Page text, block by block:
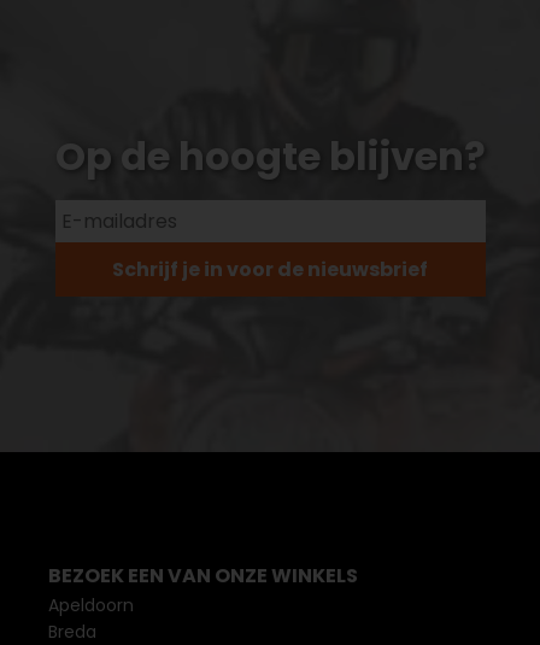
Op de hoogte blijven?
Schrijf je in voor de nieuwsbrief
BEZOEK EEN VAN ONZE WINKELS
Apeldoorn
Breda